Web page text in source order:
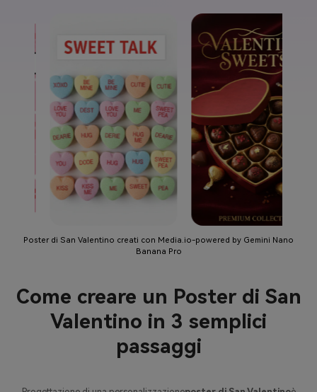
Poster di San Valentino creati con Media.io-powered by Gemini Nano
Banana Pro
Come creare un Poster di San
Valentino in 3 semplici
passaggi